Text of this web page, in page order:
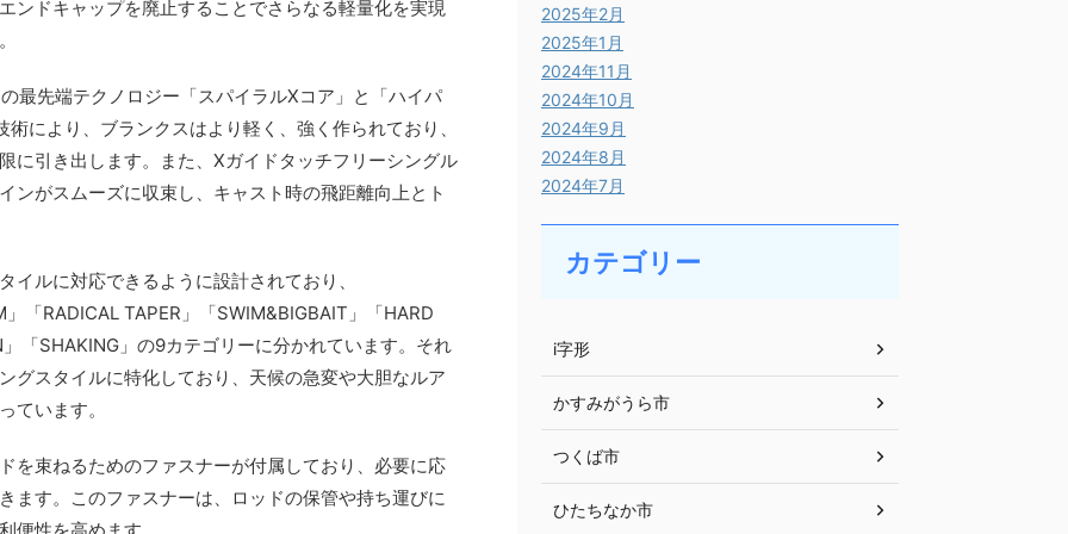
ンドキャップを廃止することでさらなる軽量化を実現
最先端テクノロジー「スパイラルXコア」と「ハイパ
により、ブランクスはより軽く、強く作られており、
に引き出します。また、Xガイドタッチフリーシングル
ンがスムーズに収束し、キャスト時の飛距離向上とト
ルに対応できるように設計されており、
「RADICAL TAPER」「SWIM&BIGBAIT」「HARD
「SHAKING」の9カテゴリーに分かれています。それ
グスタイルに特化しており、天候の急変や大胆なルア
ています。
を束ねるためのファスナーが付属しており、必要に応
ます。このファスナーは、ロッドの保管や持ち運びに
2025年2月
2025年1月
2024年11月
2024年10月
2024年9月
2024年8月
2024年7月
カテゴリー
i字形
かすみがうら市
つくば市
ひたちなか市